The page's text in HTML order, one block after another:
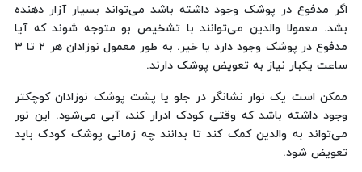
اگر مدفوع در پوشک وجود داشته باشد می‌تواند بسیار آزار دهنده
بشد. معمولا والدین می‌توانند با تشخیص بو متوجه شوند که آیا
مدفوع در پوشک وجود دارد یا خیر. به طور معمول نوزادان هر ۲ تا ۳
ساعت یکبار نیاز به تعویض پوشک دارند.
ممکن است یک نوار نشانگر در جلو یا پشت پوشک نوزادان کوچکتر
وجود داشته باشد که وقتی کودک ادرار کند، آبی می‌شود. این نور
می‌تواند به والدین کمک کند تا بدانند چه زمانی پوشک کودک باید
تعویض شود.